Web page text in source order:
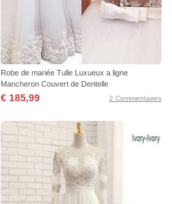
Robe de mariée Tulle Luxueux a ligne
Mancheron Couvert de Dentelle
€ 185,99 2 Commentaires